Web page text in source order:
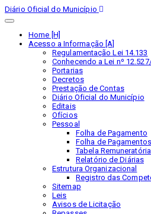
Diário Oficial do Município
Home [H]
Acesso a Informação [A]
Regulamentação Lei 14.133
Conhecendo a Lei nº
Portarias
Decretos
Prestação de Contas
Diário Oficial do Município
Editais
Ofícios
Pessoal
Folha de Pagamento
Folha de
Tabela Remuneratória
Relatório de Diárias
Estrutura Organizacional
Registro das
Sitemap
Leis
Avisos de Licitação